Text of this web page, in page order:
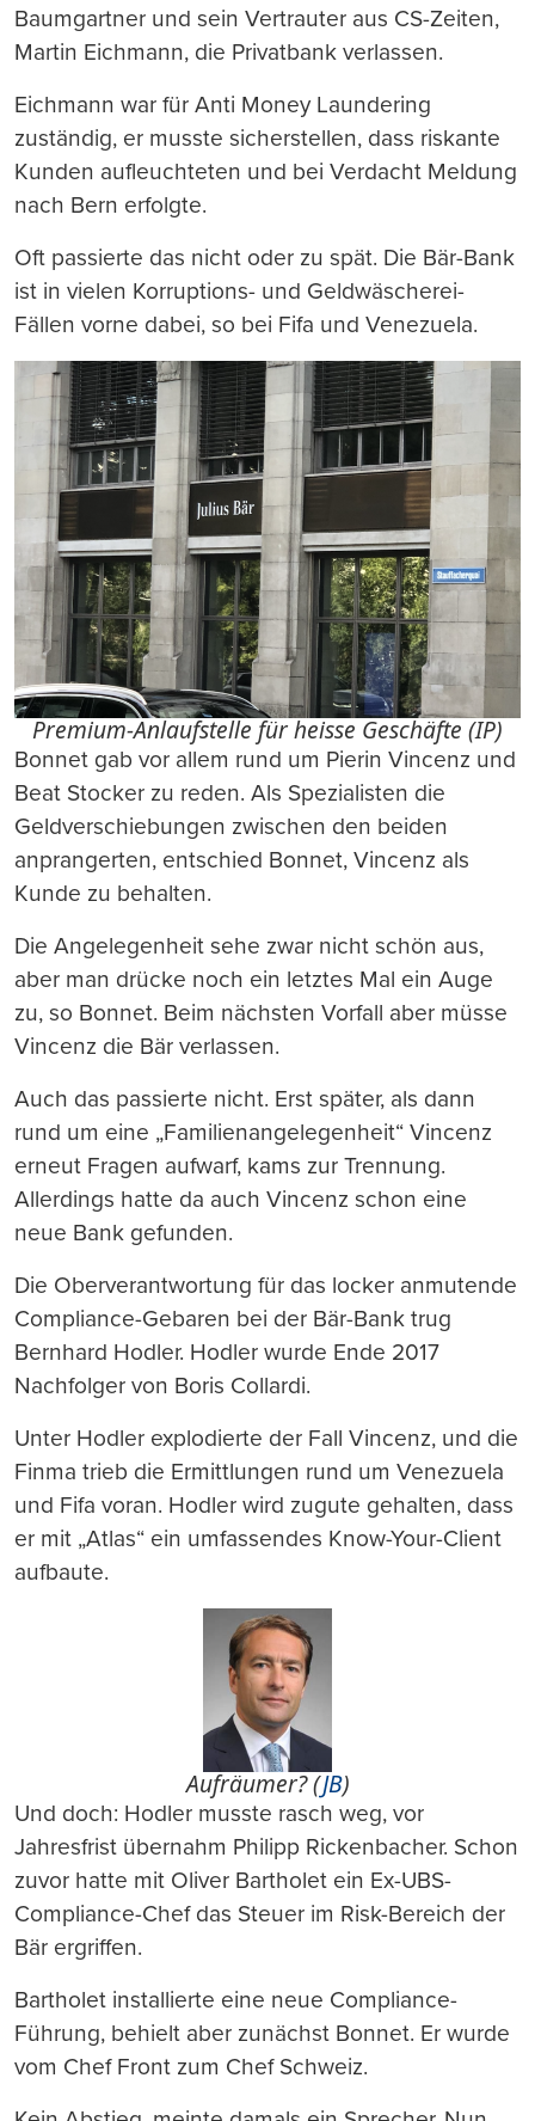
Baumgartner und sein Vertrauter aus CS-Zeiten,
Martin Eichmann, die Privatbank verlassen.
Eichmann war für Anti Money Laundering
zuständig, er musste sicherstellen, dass riskante
Kunden aufleuchteten und bei Verdacht Meldung
nach Bern erfolgte.
Oft passierte das nicht oder zu spät. Die Bär-Bank
ist in vielen Korruptions- und Geldwäscherei-
Fällen vorne dabei, so bei Fifa und Venezuela.
Premium-Anlaufstelle für heisse Geschäfte (IP)
Bonnet gab vor allem rund um Pierin Vincenz und
Beat Stocker zu reden. Als Spezialisten die
Geldverschiebungen zwischen den beiden
anprangerten, entschied Bonnet, Vincenz als
Kunde zu behalten.
Die Angelegenheit sehe zwar nicht schön aus,
aber man drücke noch ein letztes Mal ein Auge
zu, so Bonnet. Beim nächsten Vorfall aber müsse
Vincenz die Bär verlassen.
Auch das passierte nicht. Erst später, als dann
rund um eine „Familienangelegenheit“ Vincenz
erneut Fragen aufwarf, kams zur Trennung.
Allerdings hatte da auch Vincenz schon eine
neue Bank gefunden.
Die Oberverantwortung für das locker anmutende
Compliance-Gebaren bei der Bär-Bank trug
Bernhard Hodler. Hodler wurde Ende 2017
Nachfolger von Boris Collardi.
Unter Hodler explodierte der Fall Vincenz, und die
Finma trieb die Ermittlungen rund um Venezuela
und Fifa voran. Hodler wird zugute gehalten, dass
er mit „Atlas“ ein umfassendes Know-Your-Client
aufbaute.
Aufräumer? (JB)
Und doch: Hodler musste rasch weg, vor
Jahresfrist übernahm Philipp Rickenbacher. Schon
zuvor hatte mit Oliver Bartholet ein Ex-UBS-
Compliance-Chef das Steuer im Risk-Bereich der
Bär ergriffen.
Bartholet installierte eine neue Compliance-
Führung, behielt aber zunächst Bonnet. Er wurde
vom Chef Front zum Chef Schweiz.